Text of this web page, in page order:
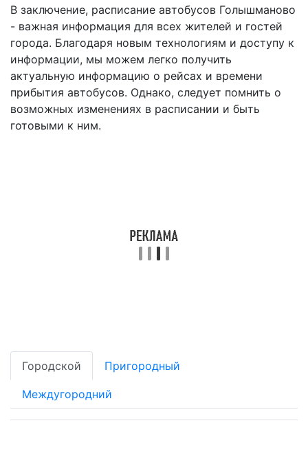
В заключение, расписание автобусов Голышманово
- важная информация для всех жителей и гостей
города. Благодаря новым технологиям и доступу к
информации, мы можем легко получить
актуальную информацию о рейсах и времени
прибытия автобусов. Однако, следует помнить о
возможных изменениях в расписании и быть
готовыми к ним.
Городской Пригородный
Междугородний